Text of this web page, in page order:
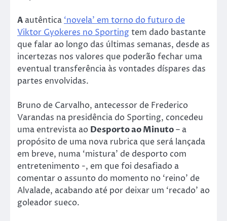
A autêntica ‘novela’ em torno do futuro de
Viktor Gyokeres no Sportingtem dado bastante
que falar ao longo das últimas semanas, desde as
incertezas nos valores que poderão fechar uma
eventual transferência às vontades díspares das
partes envolvidas.
Bruno de Carvalho, antecessor de Frederico
Varandas na presidência do Sporting, concedeu
uma entrevista ao Desporto ao Minuto– a
propósito de uma nova rubrica que será lançada
em breve, numa ‘mistura’ de desporto com
entretenimento -, em que foi desafiado a
comentar o assunto do momento no ‘reino’ de
Alvalade, acabando até por deixar um ‘recado’ ao
goleador sueco.